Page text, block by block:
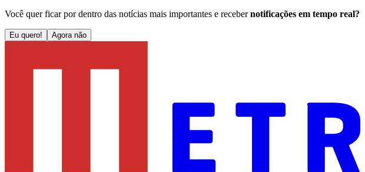
Você quer ficar por dentro das notícias mais importantes e receber notificações em tempo real?
Eu quero! Agora não